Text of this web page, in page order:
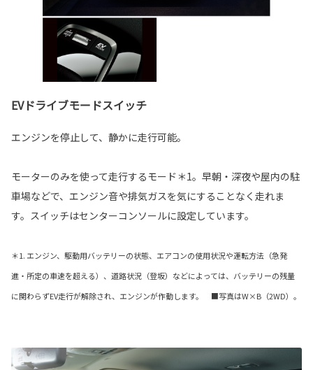
EVドライブモードスイッチ
エンジンを停止して、静かに走行可能。
モーターのみを使って走行するモード＊1。早朝・深夜や屋内の駐
車場などで、エンジン音や排気ガスを気にすることなく走れま
す。スイッチはセンターコンソールに設定しています。
＊1. エンジン、駆動用バッテリーの状態、エアコンの使用状況や運転方法（急発
進・所定の車速を超える）、道路状況（登坂）などによっては、バッテリーの残量
に関わらずEV走行が解除され、エンジンが作動します。 ■写真はW×B（2WD）。